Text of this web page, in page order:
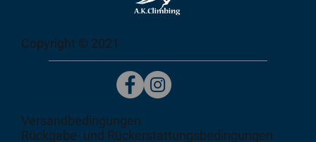
Copyright © 2021
Versandbedingungen
Rückgabe- und Rückerstattungsbedingungen